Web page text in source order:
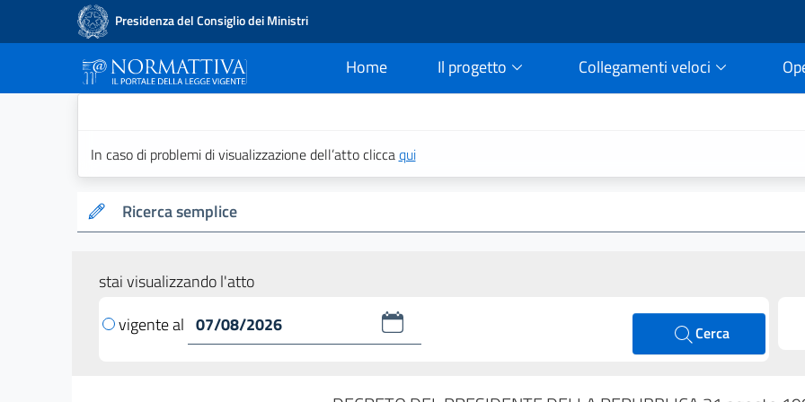
Presidenza del Consiglio dei Ministri
Home
current Il progetto Collegamenti veloci
In caso di problemi di visualizzazione dell’atto cliccaqui
Ricerca semplice
stai visualizzando l'atto
vigente al
Cerca